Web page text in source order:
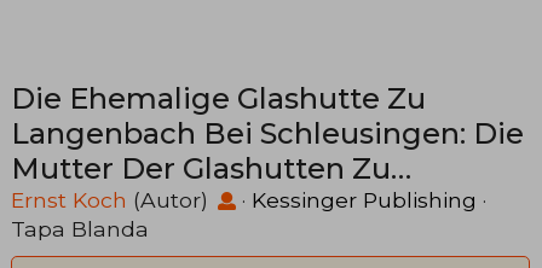
Die Ehemalige Glashutte Zu
Langenbach Bei Schleusingen: Die
Mutter Der Glashutten Zu
Fehrenbach Und Lauscha, 1525-
1589 (1908) (en Alemán)
Ernst Koch (Autor) · Kessinger Publishing ·
Tapa Blanda